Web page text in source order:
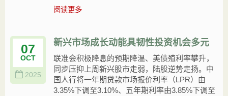
阅读更多
07
OCT
2025
新兴市场成长动能具韧性投资机会多元
联准会积极降息的预期降温、美债殖利率攀升，
同步压抑上周新兴股市走弱，陆股逆势走扬。中
国人行将一年期贷款市场报价利率（LPR）由
3.35%下调至3.10%、五年期利率由3.85%下调至